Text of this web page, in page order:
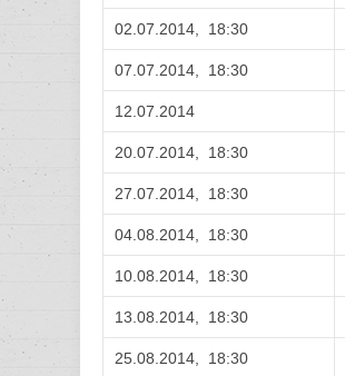
02.07.2014, 18:30
07.07.2014, 18:30
12.07.2014
20.07.2014, 18:30
27.07.2014, 18:30
04.08.2014, 18:30
10.08.2014, 18:30
13.08.2014, 18:30
25.08.2014, 18:30